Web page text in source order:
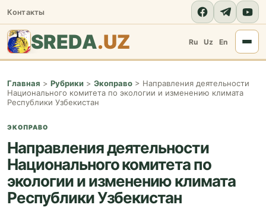
Контакты
SREDA.UZ Ru Uz En
Главная > Рубрики > Экоправо > Направления деятельности
Национального комитета по экологии и изменению климата
Республики Узбекистан
ЭКОПРАВО
Направления деятельности
Национального комитета по
экологии и изменению климата
Республики Узбекистан